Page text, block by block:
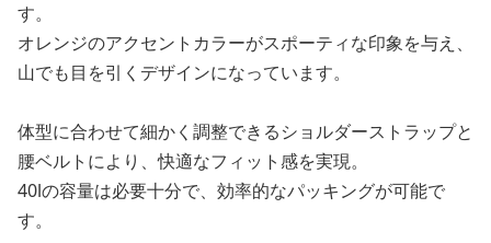
す。
オレンジのアクセントカラーがスポーティな印象を与え、
山でも目を引くデザインになっています。
体型に合わせて細かく調整できるショルダーストラップと
腰ベルトにより、快適なフィット感を実現。
40lの容量は必要十分で、効率的なパッキングが可能で
す。